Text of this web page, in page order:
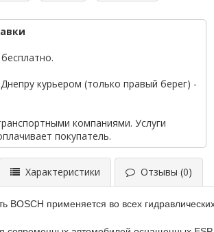
курьером (только правый берег) -
компаниями. Услуги
покупатель.
Характеристики Отзывы (0)
BOSCH применяется во всех